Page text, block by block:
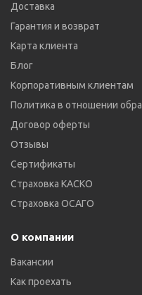
Доставка
Гарантия и возврат
Карта клиента
Блог
Корпоративным клиентам
Политика в отношении
Договор оферты
Отзывы
Сертификаты
Страховка КАСКО
Страховка ОСАГО
О компании
Вакансии
Как проехать